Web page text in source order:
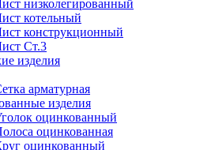
низколегированный
котельный
конструкционный
Ст.3
изделия
арматурная
изделия
оцинкованный
оцинкованная
оцинкованный